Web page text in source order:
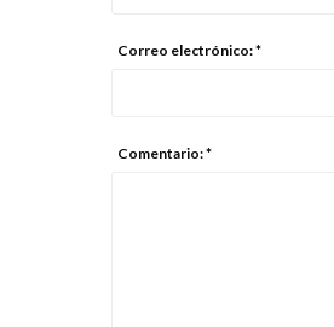
Correo electrónico: *
Comentario: *